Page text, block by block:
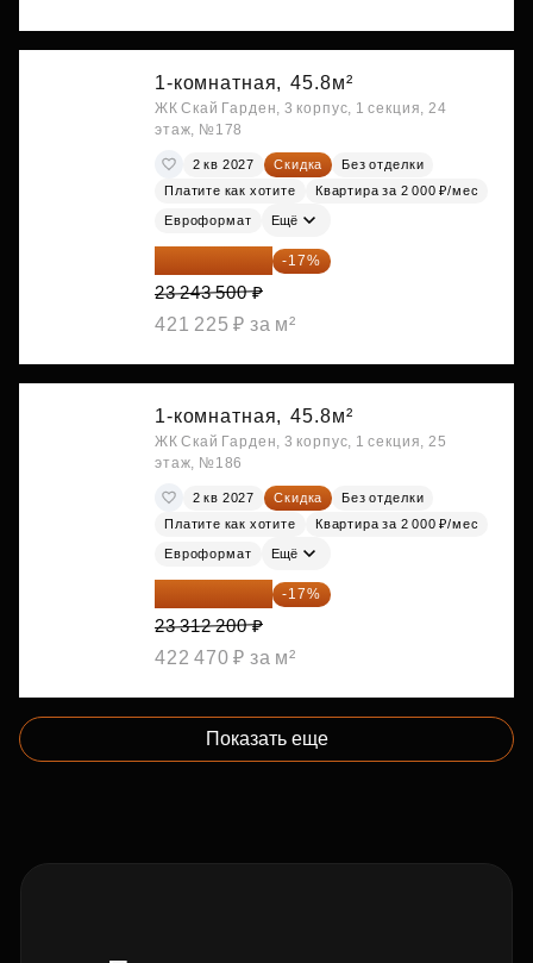
1-комнатная, 45.8м²
ЖК Скай Гарден, 3 корпус, 1 секция, 24
этаж, №178
2 кв 2027 Скидка
Без отделки
Платите как хотите
Квартира за 2 000 ₽/мес
Евроформат Ещё
19 292 105 ₽ -17%
23 243 500 ₽
421 225 ₽ за м²
1-комнатная, 45.8м²
ЖК Скай Гарден, 3 корпус, 1 секция, 25
этаж, №186
2 кв 2027 Скидка
Без отделки
Платите как хотите
Квартира за 2 000 ₽/мес
Евроформат Ещё
19 349 126 ₽ -17%
23 312 200 ₽
422 470 ₽ за м²
Показать еще